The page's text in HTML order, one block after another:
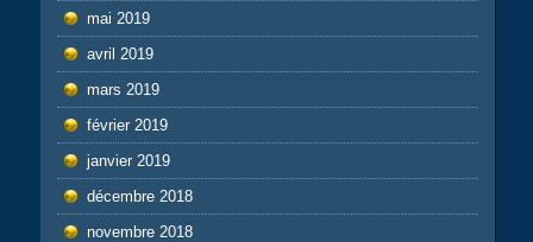
mai 2019
avril 2019
mars 2019
février 2019
janvier 2019
décembre 2018
novembre 2018